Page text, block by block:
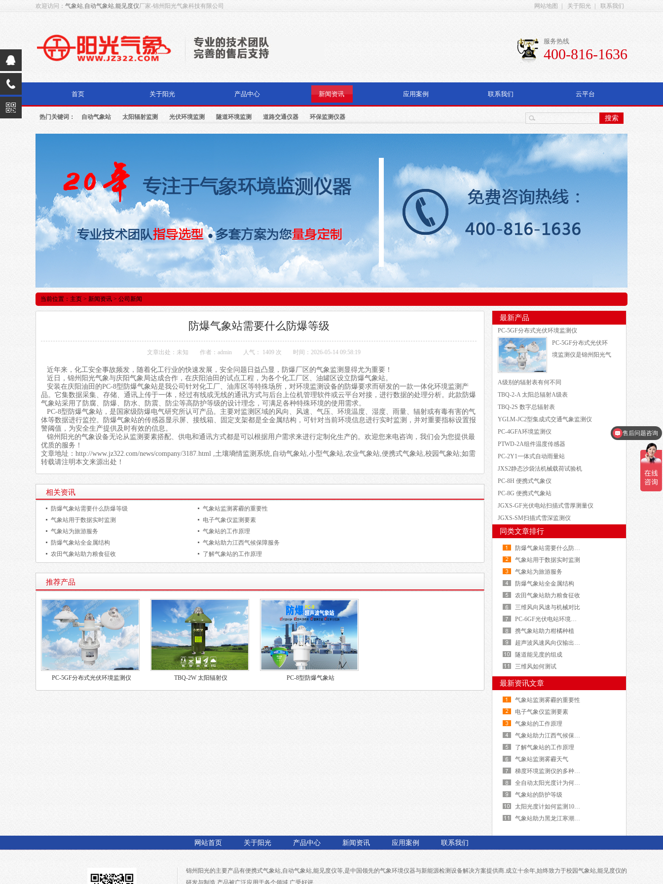
欢迎访问： 气象站,自动气象站,能见度仪厂家-锦州阳光气象科技有限公司 网站地图 关于阳光 联系我们
服务热线
400-816-1636
首页 关于阳光 产品中心 新闻资讯 应用案例 联系我们 云平台
搜索
热门关键词： 自动气象站 太阳辐射监测 光伏环境监测 隧道环境监测 道路交通仪器 环保监测仪器
当前位置： 主页 > 新闻资讯 > 公司新闻
防爆气象站需要什么防爆等级
文章出处：未知 作者：admin 人气： 1409 次 时间：2026-05-14 09:58:19
近年来，化工安全事故频发，随着化工行业的快速发展，安全问题日益凸显，防爆厂区的气象监测显得尤为重要！
近日，锦州阳光气象与庆阳气象局达成合作，在庆阳油田的试点工程，为各个化工厂区、油罐区设立 防爆气象站。
安装在庆阳油田的PC-8型防爆气象站是我公司针对化工厂、油库区等特殊场所，对环境监测设备的防爆要求而研发的一款一体化环境监测产
品。它集数据采集、存储、通讯上传于一体，经过有线或无线的通讯方式与后台上位机管理软件或云平台对接，进行数据的处理分析。此款防爆
气象站采用了防腐、防爆、防水、防震、防尘等高防护等级的设计理念，可满足各种特殊环境的使用需求。
PC-8型 防爆气象站 ，是国家级防爆电气研究所认可产品。主要对监测区域的风向、风速、气压、环境温度、湿度、雨量、辐射或有毒有害的气
体等数据进行监控。
防爆气象站的传感器显示屏、接线箱、固定支架都是全金属结构，可针对当前环境信息进行实时监测，并对重要指标设置报
警阈值，为安全生产提供及时有效的信息。
锦州阳光的气象设备无论从监测要素搭配、供电和通讯方式都是可以根据用户需求来进行定制化生产的。欢迎您来电咨询，我们会为您提供最
优质的服务！
文章地址： http://www.jz322.com/news/company/3187.html
,土壤墒情监测系统,自动气象站,小型气象站,农业气象站,便携式气象站,校园气象站;如需
转载请注明本文来源出处！
相关资讯
防爆气象站需要什么防爆等级
气象站监测雾霾的重要性
气象站用于数据实时监测
电子气象仪监测要素
气象站为旅游服务
气象站的工作原理
防爆气象站全金属结构
气象站助力江西气候保障服务
农田气象站助力粮食征收
了解气象站的工作原理
推荐产品
PC-5GF分布式光伏环境监测仪 TBQ-2W 太阳辐射仪 PC-8型防爆气象站
最新产品
PC-5GF分布式光伏环境监测仪
PC-5GF分布式光伏环
境监测仪是锦州阳光气
A级别的辐射表有何不同
TBQ-2-A 太阳总辐射A级表
TBQ-2S 数字总辐射表
YGLM-JC2型集成式交通气象监测仪
PC-4GFA环境监测仪
PTWD-2A组件温度传感器
PC-2Y1一体式自动雨量站
JXS2静态沙袋法机械载荷试验机
PC-8H 便携式气象仪
PC-8G 便携式气象站
JGXS-GF光伏电站扫描式雪厚测量仪
JGXS-SM扫描式雪深监测仪
同类文章排行
防爆气象站需要什么防爆等级
气象站用于数据实时监测
气象站为旅游服务
防爆气象站全金属结构
农田气象站助力粮食征收
三维风向风速与机械对比
携气象站助力柑橘种植
隧道能见度的组成
三维风如何测试
最新资讯文章
气象站监测雾霾的重要性
电子气象仪监测要素
气象站的工作原理
气象站助力江西气候保障服务
了解气象站的工作原理
气象站监测雾霾天气
梯度环境监测仪的多种供电方式
全自动太阳光度计为何不用校准
气象站的防护等级
太阳光度计如何监测10个波段
气象站助力黑龙江寒潮监测
网站首页 关于阳光 产品中心 新闻资讯 应用案例 联系我们
锦州阳光的主要产品有便携式气象站 自动气象站 能见度仪等,是中国领先的气象环境仪器与新能源检测设备解决方案提供商.成立十余年,始终致力于校园气象站 能见度仪的
研发与制造,产品被广泛应用于各个领域,广受好评.
需要详细的产品资料
售后问题咨询